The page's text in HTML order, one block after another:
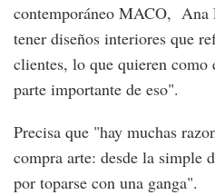
contemporáneo MACO, Ana
tener diseños interiores que
clientes, lo que quieren
parte importante de eso".
Precisa que "hay muchas
compra arte: desde la simple
por toparse con una ganga".